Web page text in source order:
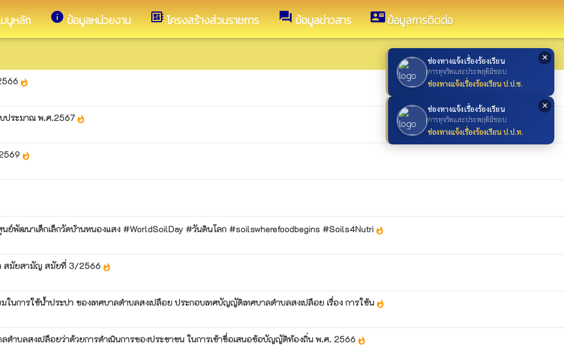
✕
ช่องทางแจ้งเรื่องร้องเรียน
การทุจริตและประพฤติมิชอบ
ช่องทางแจ้งเรื่องร้องเรียน ป.ป.ช.
✕
ช่องทางแจ้งเรื่องร้องเรียน
การทุจริตและประพฤติมิชอบ
ช่องทางแจ้งเรื่องร้องเรียน ป.ป.ท.
มนูหลัก info ข้อมูลหน่วยงาน developer_board โครงสร้างส่วนราชการ forum ข้อมูลข่าวสาร contact_mailข้อมูลการติดต่อ
whatshot
บประมาณ พ.ศ.2567whatshot
whatshot
ย์พัฒนาเด็กเล็กวัดบ้านหนองแสง #WorldSoilDay #วันดินโลก #soilswherefoodbegins #Soils4Nutri whatshot
ล สมัยสามัญ สมัยที่ 3/2566 whatshot
ในการใช้น้ำประปา ของเทศบาลตำบลสงเปลือย ประกอบเทศบัญญัติเทศบาลตำบลสงเปลือย เรื่อง การใช้น whatshot
ลตำบลสงเปลือยว่าด้วยการดำเนินการของประชาชน ในการเข้าชื่อเสนอข้อบัญญัติท้องถิ่น พ.ศ. 2566 whatshot